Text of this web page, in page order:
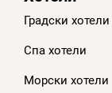
Градски хотели
Спа хотели
Морски хотели